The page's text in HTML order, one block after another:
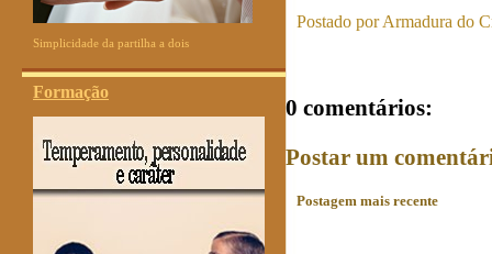
Simplicidade da partilha a dois
Formação
Postado porArmadura do
0 comentários:
Postar um
Postagem mais recente